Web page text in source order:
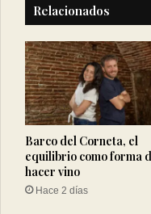
Relacionados
Barco del Corneta, el
equilibrio como forma
hacer vino
Hace 2 días